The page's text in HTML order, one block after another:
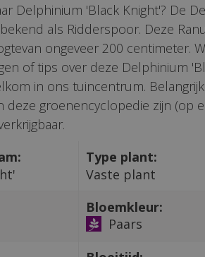
Delphinium 'Black Knight'? De
als Ridderspoor. Deze
ongeveer 200 centimeter.
of tips over deze Delphinium
in ons tuincentrum.
deze groenencyclopedie zijn (op
Type plant:
Vaste plant
Bloemkleur:
Paars